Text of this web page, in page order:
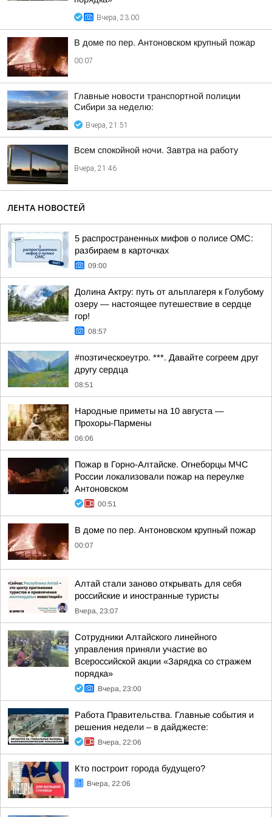
Вчера, 23:00
В доме по пер. Антоновском крупный пожар
00:07
Главные новости транспортной полиции
Сибири за неделю:
Вчера, 21:51
Всем спокойной ночи. Завтра на работу
Вчера, 21:46
ЛЕНТА НОВОСТЕЙ
5 распространенных мифов о полисе ОМС:
разбираем в карточках
09:00
Долина Актру: путь от альплагеря к Голубому
озеру — настоящее путешествие в сердце
гор!
08:57
#поэтическоеутро. ***. Давайте согреем друг
другу сердца
08:51
Hapoдныe пpимeты нa 10 aвгуcтa —
Пpoxopы-Пapмeны
06:06
Пожар в Горно-Алтайске. Огнеборцы МЧС
России локализовали пожар на переулке
Антоновском
00:51
В доме по пер. Антоновском крупный пожар
00:07
Алтай стали заново открывать для себя
российские и иностранные туристы
Вчера, 23:07
Сотрудники Алтайского линейного
управления приняли участие во
Всероссийской акции «Зарядка со стражем
порядка»
Вчера, 23:00
Работа Правительства. Главные события и
решения недели – в дайджесте:
Вчера, 22:06
Кто построит города будущего?
Вчера, 22:06